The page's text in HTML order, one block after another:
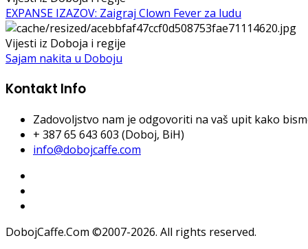
EXPANSE IZAZOV: Zaigraj Clown Fever za ludu
Vijesti iz Doboja i regije
Sajam nakita u Doboju
Kontakt Info
Zadovoljstvo nam je odgovoriti na vaš upit kako
+ 387 65 643 603 (Doboj, BiH)
info@dobojcaffe.com
DobojCaffe.Com ©2007-2026. All rights reserved.